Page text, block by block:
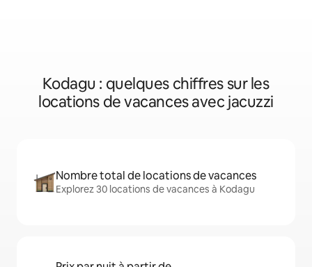
Kodagu : quelques chiffres sur les
locations de vacances avec jacuzzi
Nombre total de locations de vacances
Explorez 30 locations de vacances à Kodagu